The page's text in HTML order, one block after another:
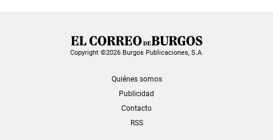
Copyright ©2026 Burgos Publicaciones, S.A.
Quiénes somos
Publicidad
Contacto
RSS